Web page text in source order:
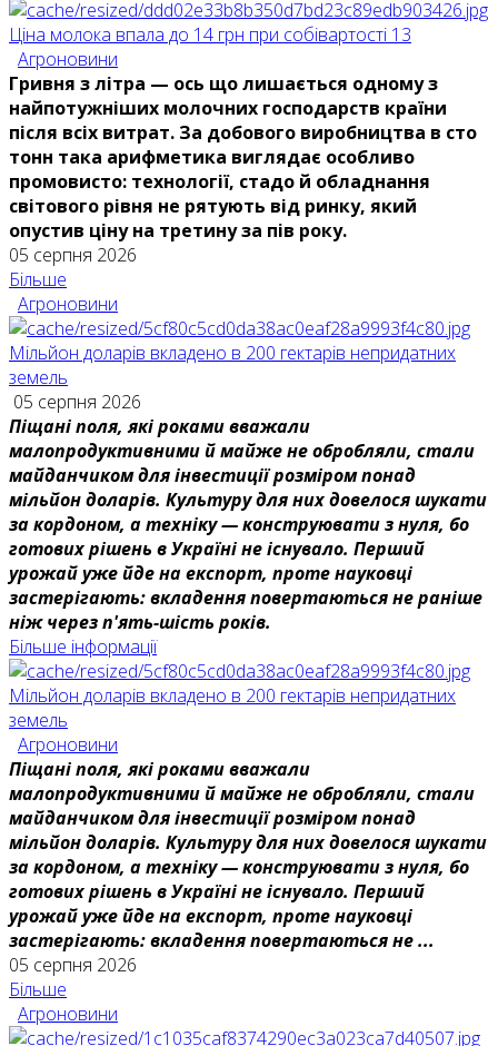
Ціна молока впала до 14 грн при собівартості 13
Агроновини
Гривня з літра — ось що лишається одному з
найпотужніших молочних господарств країни
після всіх витрат. За добового виробництва в сто
тонн така арифметика виглядає особливо
промовисто: технології, стадо й обладнання
світового рівня не рятують від ринку, який
опустив ціну на третину за пів року.
05 серпня 2026
Більше
Агроновини
Мільйон доларів вкладено в 200 гектарів непридатних
земель
05 серпня 2026
Піщані поля, які роками вважали
малопродуктивними й майже не обробляли, стали
майданчиком для інвестиції розміром понад
мільйон доларів. Культуру для них довелося шукати
за кордоном, а техніку — конструювати з нуля, бо
готових рішень в Україні не існувало. Перший
урожай уже йде на експорт, проте науковці
застерігають: вкладення повертаються не раніше
ніж через п'ять-шість років.
Більше інформації
Мільйон доларів вкладено в 200 гектарів непридатних
земель
Агроновини
Піщані поля, які роками вважали
малопродуктивними й майже не обробляли, стали
майданчиком для інвестиції розміром понад
мільйон доларів. Культуру для них довелося шукати
за кордоном, а техніку — конструювати з нуля, бо
готових рішень в Україні не існувало. Перший
урожай уже йде на експорт, проте науковці
застерігають: вкладення повертаються не ...
05 серпня 2026
Більше
Агроновини